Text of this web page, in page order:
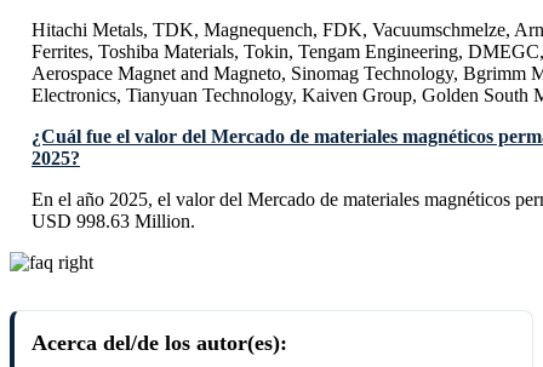
Hitachi Metals, TDK, Magnequench, FDK, Vacuumschmelze,
Ferrites, Toshiba Materials, Tokin, Tengam Engineering,
Aerospace Magnet and Magneto, Sinomag Technology, Bgrimm
Electronics, Tianyuan Technology, Kaiven Group, Golden South
¿Cuál fue el valor del Mercado de materiales magnéticos
2025?
En el año 2025, el valor del Mercado de materiales magnéticos
USD 998.63 Million.
Acerca del/de los autor(es):